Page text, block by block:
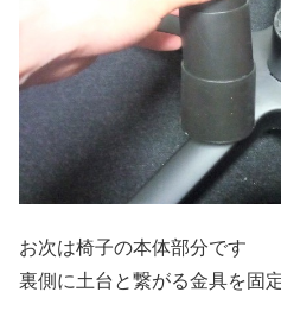
お次は椅子の本体部分です
裏側に土台と繋がる金具を固